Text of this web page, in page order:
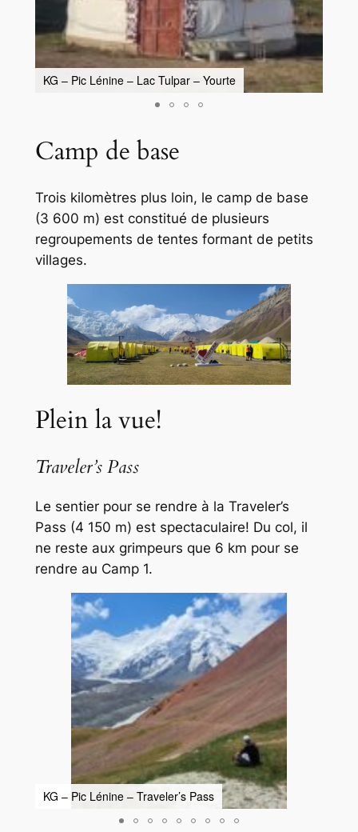
KG – Pic Lénine – Lac Tulpar – Yourte
Camp de base
Trois kilomètres plus loin, le camp de base
(3 600 m) est constitué de plusieurs
regroupements de tentes formant de petits
villages.
Plein la vue!
Traveler’s Pass
Le sentier pour se rendre à la Traveler’s
Pass (4 150 m) est spectaculaire! Du col, il
ne reste aux grimpeurs que 6 km pour se
rendre au Camp 1.
KG – Pic Lénine – Traveler’s Pass